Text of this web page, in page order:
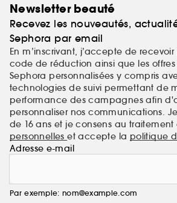
Newsletter beauté
Recevez les nouveautés,
Sephora par email
En m’inscrivant, j’accepte de
code de réduction ainsi que les
Sephora personnalisées y compris
technologies de suivi permettant de
performance des campagnes afin
personnaliser nos communications.
de 16 ans et je consens au traitement
personnelleset accepte la politique
Adresse e-mail
Par exemple: nom@example.com